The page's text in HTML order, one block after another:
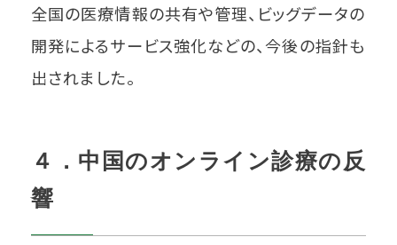
全国の医療情報の共有や管理、ビッグデータの
開発によるサービス強化などの、今後の指針も
出されました。
４．中国のオンライン診療の反
響